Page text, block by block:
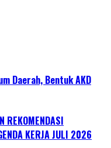
Daerah, Bentuk AKD
REKOMENDASI
KERJA JULI 2026